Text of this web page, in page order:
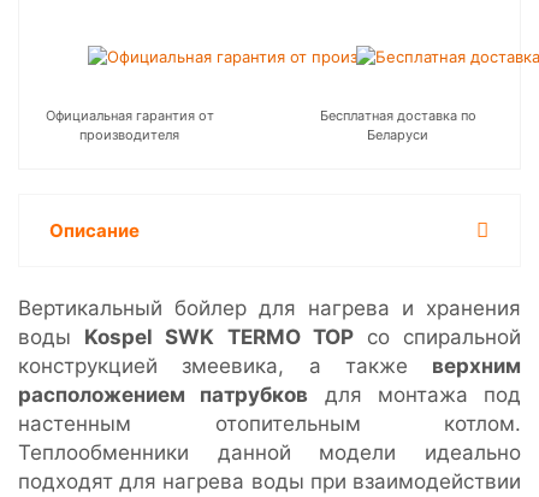
Официальная гарантия от
производителя
Бесплатная доставка по
Беларуси
Описание
Вертикальный бойлер для нагрева и хранения
воды Kospel SWK TERMO TOPсо спиральной
конструкцией змеевика, а также верхним
расположением патрубков для монтажа под
настенным отопительным котлом.
Теплообменники данной модели идеально
подходят для нагрева воды при взаимодействии